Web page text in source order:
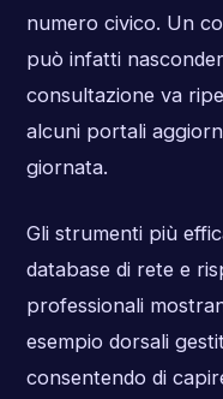
numero civico. Un
può infatti
consultazione va
alcuni portali
giornata.
Gli strumenti più
database di rete e
professionali
esempio dorsali
consentendo di